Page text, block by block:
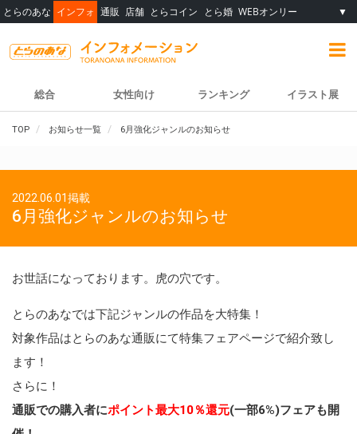
とらのあな インフォ 通販 店舗 とらコイン とら婚 WEBオンリー ▼
総合 女性向け ランキング イラスト展
TOP お知らせ一覧 6月強化ジャンルのお知らせ
2022.06.01掲載
6月強化ジャンルのお知らせ
お世話になっております。虎の穴です。
とらのあなでは下記ジャンルの作品を大特集！
対象作品はとらのあな通販にて特集フェアページで紹介致し
ます！
さらに！
通販での購入者にポイント最大10％還元(一部6%)フェアも開